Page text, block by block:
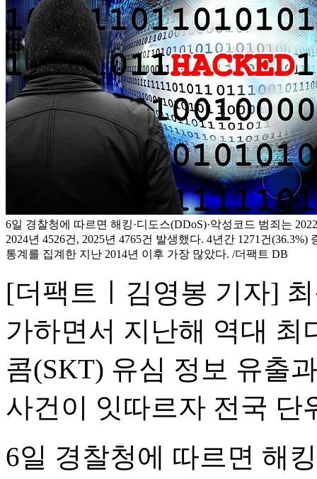
6일 경찰청에 따르면 해킹·디도스(DDoS)·악성코드 범죄는
2024년 4526건, 2025년 4765건 발생했다. 4년간 1271건
통계를 집계한 지난 2014년 이후 가장 많았다. /더팩트 DB
[더팩트ㅣ김영봉 기자]
가하면서 지난해 역대 최
콤(SKT) 유심 정보 유출
사건이 잇따르자 전국 단
6일 경찰청에 따르면 해